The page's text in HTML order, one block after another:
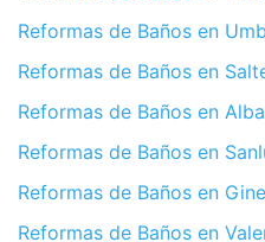
Reformas de
Reformas de
Reformas de Baños